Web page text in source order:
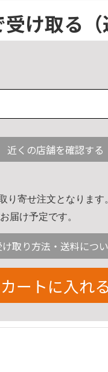
け取る
近くの店舗を確認する
り寄せ注文となります
届け予定です。
け取り方法・送料につ
カートに入れ